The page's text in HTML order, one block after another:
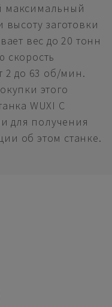
максимальный
заготовки
вес до 20 тонн
скорость
2 до 63 об/мин.
этого
WUXI C
для получения
об этом станке.